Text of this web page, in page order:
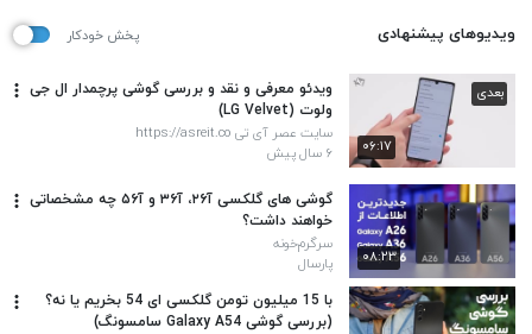
ویدیوهای پیشنهادی پخش خودکار
۰۶:۱۷
بعدی
ویدئو معرفی و نقد و بررسی گوشی پرچمدار ال جی
ولوت (LG Velvet)
سایت عصر آی تی https://asreit.co
۶ سال پیش
۰۸:۲۳
گوشی های گلکسی آ۲۶، آ۳۶ و آ۵۶ چه مشخصاتی
خواهند داشت؟
سرگرم‌خونه
پارسال
با 15 میلیون تومن گلکسی ای 54 بخریم یا نه؟
(بررسی گوشی Galaxy A54 سامسونگ)